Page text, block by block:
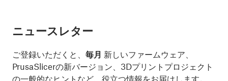
ニュースレター
ご登録いただくと、 毎月 新しいファームウェア、
PrusaSlicerの新バージョン、3Dプリントプロジェクト
の一般的なヒントなど、役立つ情報をお届けします。